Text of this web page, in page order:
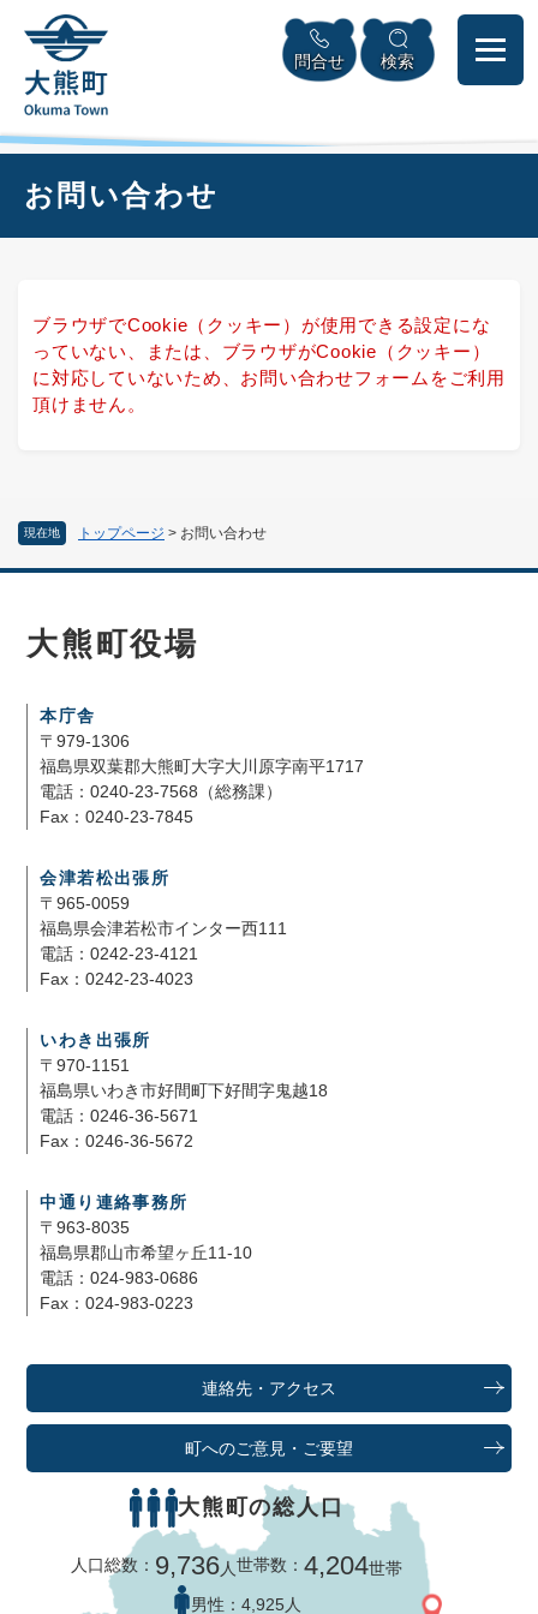
頭
メニューを飛ばして本文へ
問合せ 検索
現在地 トップページ > お問い合わせ
お問い合わせ
ブラウザでCookie（クッキー）が使用できる設定にな
っていない、または、ブラウザがCookie（クッキー）
に対応していないため、お問い合わせフォームをご利用
頂けません。
大熊町役場
本庁舎
〒979-1306
福島県双葉郡大熊町大字大川原字南平1717
電話：0240-23-7568（総務課）
Fax：0240-23-7845
会津若松出張所
〒965-0059
福島県会津若松市インター西111
電話：0242-23-4121
Fax：0242-23-4023
いわき出張所
〒970-1151
福島県いわき市好間町下好間字鬼越18
電話：0246-36-5671
Fax：0246-36-5672
中通り連絡事務所
〒963-8035
福島県郡山市希望ヶ丘11-10
電話：024-983-0686
Fax：024-983-0223
連絡先・アクセス
町へのご意見・ご要望
大熊町の総人口
人口総数： 9,736人世帯数：4,204世帯
男性： 4,925人